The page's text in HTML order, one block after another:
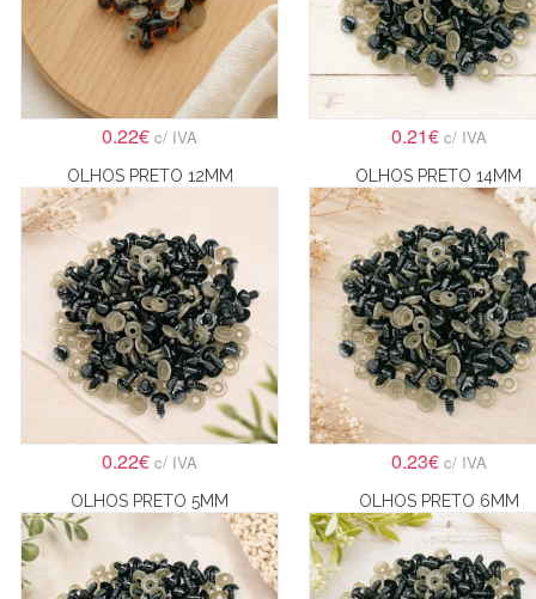
0.22€c/ IVA 0.21€ c/ IVA
OLHOS PRETO 12MM
0.22€c/ IVA
OLHOS PRETO 14MM
0.23€ c/ IVA
OLHOS PRETO 5MM OLHOS PRETO 6MM